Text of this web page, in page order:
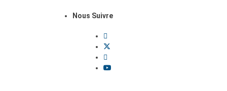
Nous Suivre